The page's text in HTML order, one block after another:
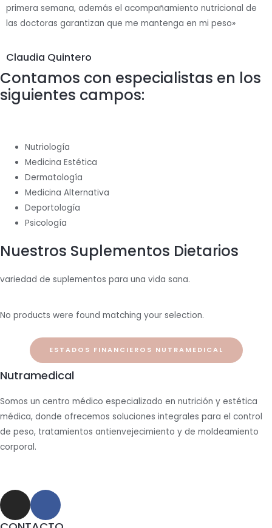
primera semana, además el acompañamiento nutricional de
las doctoras garantizan que me mantenga en mi peso»
Claudia Quintero
Contamos con especialistas en los
siguientes campos:
Nutriología
Medicina Estética
Dermatología
Medicina Alternativa
Deportología
Psicología
Nuestros Suplementos Dietarios
variedad de suplementos para una vida sana.
No products were found matching your selection.
ESTADOS FINANCIEROS NUTRAMEDICAL
Nutramedical
Somos un centro médico especializado en nutrición y estética
médica, donde ofrecemos soluciones integrales para el control
de peso, tratamientos antienvejecimiento y de moldeamiento
corporal.